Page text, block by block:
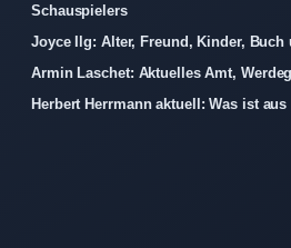
Schauspielers
Joyce Ilg: Alter, Freund, Kinder, Buch
Armin Laschet: Aktuelles Amt,
Herbert Herrmann aktuell: Was ist